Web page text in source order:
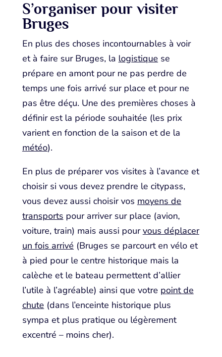
S’organiser pour visiter
Bruges
En plus des choses incontournables à voir
et à faire sur Bruges, la logistique se
prépare en amont pour ne pas perdre de
temps une fois arrivé sur place et pour ne
pas être déçu. Une des premières choses à
définir est la période souhaitée (les prix
varient en fonction de la saison et de la
météo).
En plus de préparer vos visites à l’avance et
choisir si vous devez prendre le citypass,
vous devez aussi choisir vos moyens de
transports pour arriver sur place (avion,
voiture, train) mais aussi pourvous déplacer
un fois arrivé (Bruges se parcourt en vélo et
à pied pour le centre historique mais la
calèche et le bateau permettent d’allier
l’utile à l’agréable) ainsi que votre point de
chute (dans l’enceinte historique plus
sympa et plus pratique ou légèrement
excentré – moins cher).